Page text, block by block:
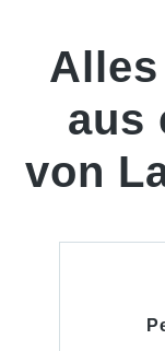
aus
von